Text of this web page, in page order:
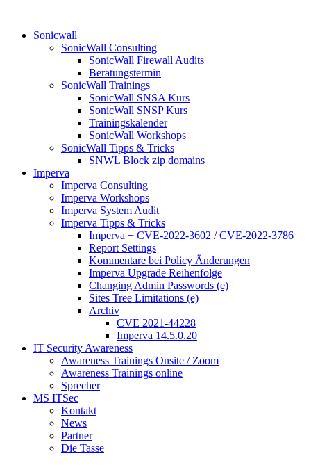
Sonicwall
SonicWall Consulting
SonicWall Firewall Audits
Beratungstermin
SonicWall Trainings
SonicWall SNSA Kurs
SonicWall SNSP Kurs
Trainingskalender
SonicWall Workshops
SonicWall Tipps & Tricks
SNWL Block zip domains
Imperva
Imperva Consulting
Imperva Workshops
Imperva System Audit
Imperva Tipps & Tricks
Imperva + CVE-2022-3602 / CVE-2022-3786
Report Settings
Kommentare bei Policy Änderungen
Imperva Upgrade Reihenfolge
Changing Admin Passwords (e)
Sites Tree Limitations (e)
Archiv
CVE 2021-44228
Imperva 14.5.0.20
IT Security Awareness
Awareness Trainings Onsite / Zoom
Awareness Trainings online
Sprecher
MS ITSec
Kontakt
News
Partner
Die Tasse